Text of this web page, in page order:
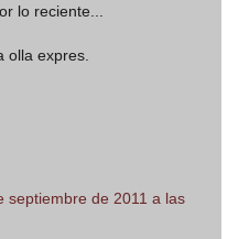
lo reciente...
olla expres.
septiembre de 2011 a las